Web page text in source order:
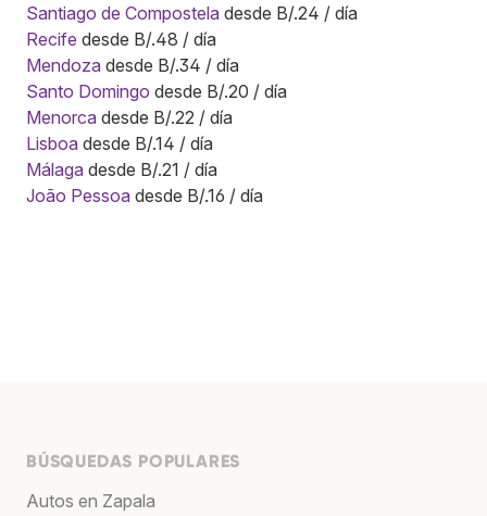
Santiago de Compostela desde B/.24 / día
Recife desde B/.48 / día
Mendoza desde B/.34 / día
Santo Domingo desde B/.20 / día
Menorca desde B/.22 / día
Lisboa desde B/.14 / día
Málaga desde B/.21 / día
João Pessoa desde B/.16 / día
BÚSQUEDAS POPULARES
Autos en Zapala